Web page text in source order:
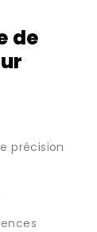
de
précision